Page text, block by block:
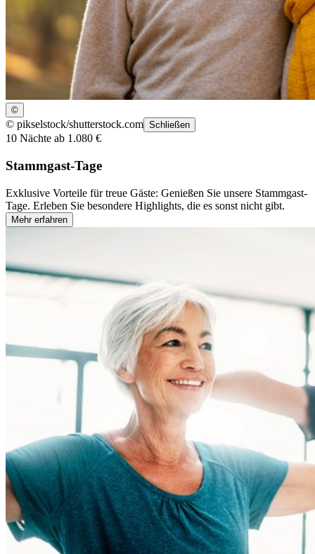
©
© pikselstock/shutterstock.com Schließen
10 Nächte ab 1.080 €
Stammgast-Tage
Exklusive Vorteile für treue Gäste: Genießen Sie unsere Stammgast-
Tage. Erleben Sie besondere Highlights, die es sonst nicht gibt.
Mehr erfahren